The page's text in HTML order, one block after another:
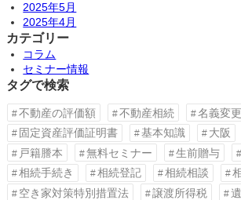
2025年5月
2025年4月
カテゴリー
コラム
セミナー情報
タグで検索
不動産の評価額 不動産相続
名義変更
固定資産評価証明書
基本知識 大阪
戸籍謄本
無料セミナー 生前贈与
相続手続き
相続登記 相続相談
空き家対策特別措置法
譲渡所得税